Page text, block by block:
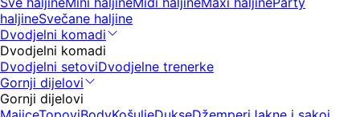
haljineSvečane haljine
Dvodjelni komadi
Dvodjelni komadi
Dvodjelni setoviDvodjelne trenerke
Gornji dijelovi
Gornji dijelovi